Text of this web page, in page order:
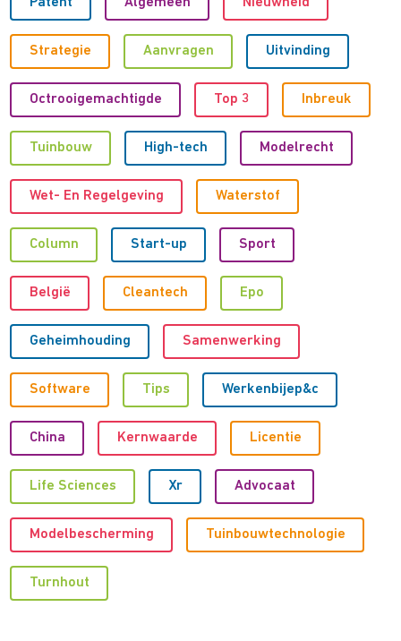
Patent Algemeen Nieuwheid
Strategie Aanvragen Uitvinding
Octrooigemachtigde Top 3 Inbreuk
Tuinbouw High-tech Modelrecht
Wet- En Regelgeving Waterstof
Column Start-up Sport
België Cleantech Epo
Geheimhouding Samenwerking
Software Tips Werkenbijep&c
China Kernwaarde Licentie
Life Sciences Xr Advocaat
Modelbescherming Tuinbouwtechnologie
Turnhout